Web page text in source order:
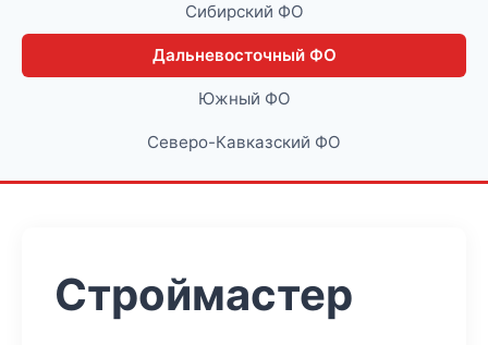
Сибирский ФО
Дальневосточный ФО
Южный ФО
Северо-Кавказский ФО
Строймастер